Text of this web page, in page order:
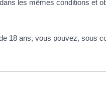
les mêmes conditions et
18 ans, vous pouvez, sous